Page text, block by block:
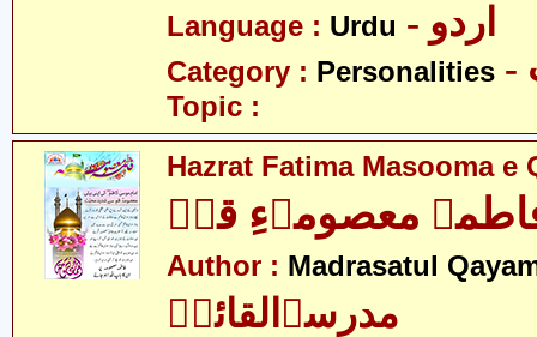
Language : Urdu - اردو
Category : Personalities
Topic :
Hazrat Fatima Masooma e
معصومہءِ قمؑ
Author : Madrasatul
مدرسۃالقائمؑ